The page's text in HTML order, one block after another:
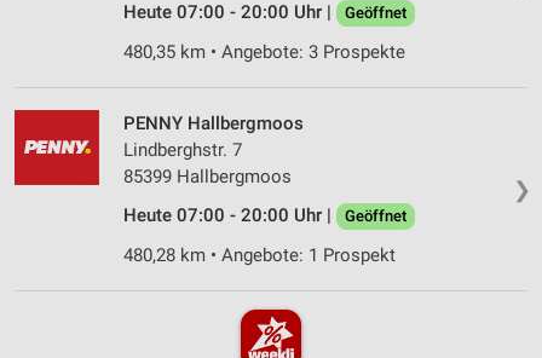
Heute 07:00 - 20:00 Uhr |
Geöffnet
480,35 km • Angebote: 3 Prospekte
❯
PENNY Hallbergmoos
Lindberghstr. 7
85399 Hallbergmoos
Heute 07:00 - 20:00 Uhr |
Geöffnet
480,28 km • Angebote: 1 Prospekt